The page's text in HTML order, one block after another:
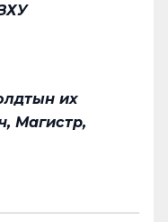
их
Магистр,